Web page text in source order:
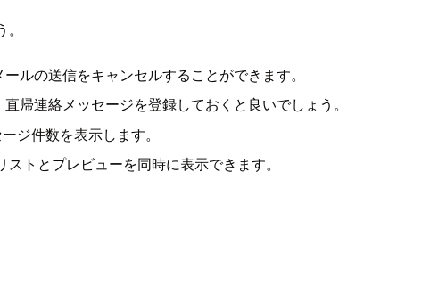
ルの送信をキャンセルすることができます。
帰連絡メッセージを登録しておくと良いでしょう。
ジ件数を表示します。
トとプレビューを同時に表示できます。